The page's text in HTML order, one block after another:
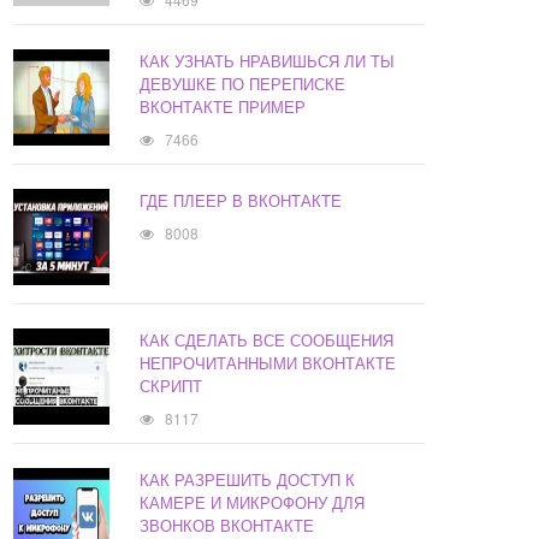
КАК УЗНАТЬ НРАВИШЬСЯ ЛИ ТЫ
ДЕВУШКЕ ПО ПЕРЕПИСКЕ
ВКОНТАКТЕ ПРИМЕР
7466
ГДЕ ПЛЕЕР В ВКОНТАКТЕ
8008
КАК СДЕЛАТЬ ВСЕ СООБЩЕНИЯ
НЕПРОЧИТАННЫМИ ВКОНТАКТЕ
СКРИПТ
8117
КАК РАЗРЕШИТЬ ДОСТУП К
КАМЕРЕ И МИКРОФОНУ ДЛЯ
ЗВОНКОВ ВКОНТАКТЕ